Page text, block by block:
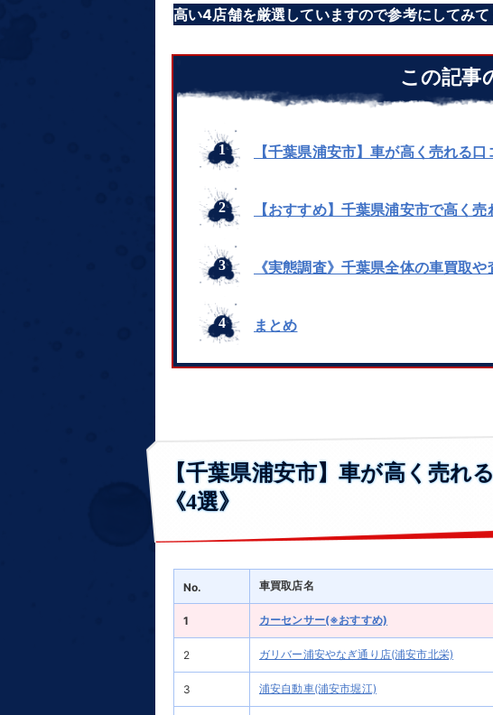
高い4店舗を厳選していますので参考にしてみて
この記事
【千葉県浦安市】車が高く売れる
【おすすめ】千葉県浦安市で高く
《実態調査》千葉県全体の車買取
まとめ
【千葉県浦安市】車が高く売れ
《4選》
No. 車買取店名
1 カーセンサー(※おすすめ)
2 ガリバー浦安やなぎ通り店(浦安市北栄)
3 浦安自動車(浦安市堀江)